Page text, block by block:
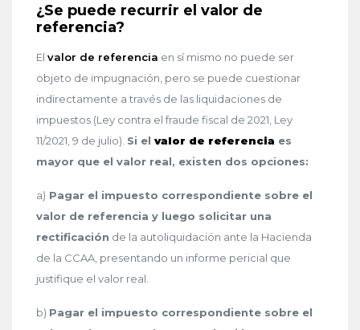
¿Se puede recurrir el valor de
referencia?
El valor de referencia en sí mismo no puede ser
objeto de impugnación, pero se puede cuestionar
indirectamente a través de las liquidaciones de
impuestos (Ley contra el fraude fiscal de 2021, Ley
11/2021, 9 de julio). Si el valor de referencia es
mayor que el valor real, existen dos opciones:
a) Pagar el impuesto correspondiente sobre el
valor de referencia y luego solicitar una
rectificación de la autoliquidación ante la Hacienda
de la CCAA, presentando un informe pericial que
justifique el valor real.
b) Pagar el impuesto correspondiente sobre el